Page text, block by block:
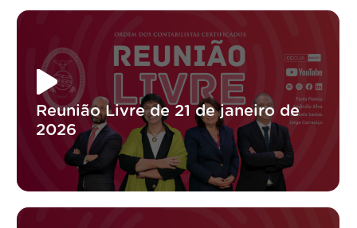
Reunião Livre de 21 de janeiro de
2026